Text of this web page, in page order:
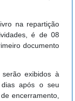
na repartição
é de 08
documento
exibidos à
após o seu
encerramento,